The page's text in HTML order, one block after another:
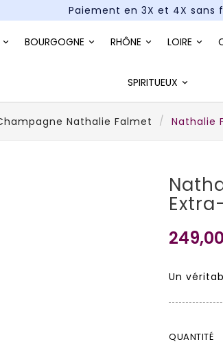
Paiement en 3X et 4X sans
BOURGOGNE RHÔNE LOIRE
SPIRITUEUX
Nathalie Falmet Nathalie
Un
QUANTITÉ